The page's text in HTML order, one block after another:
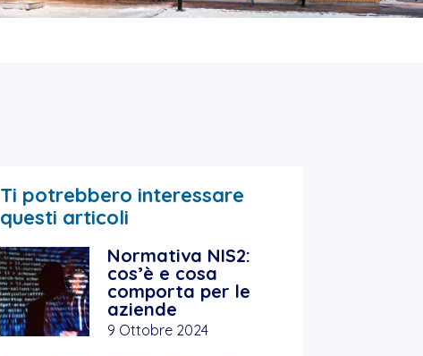
Ti potrebbero interessare
questi articoli
Normativa NIS2:
cos’è e cosa
comporta per le
aziende
9 Ottobre 2024